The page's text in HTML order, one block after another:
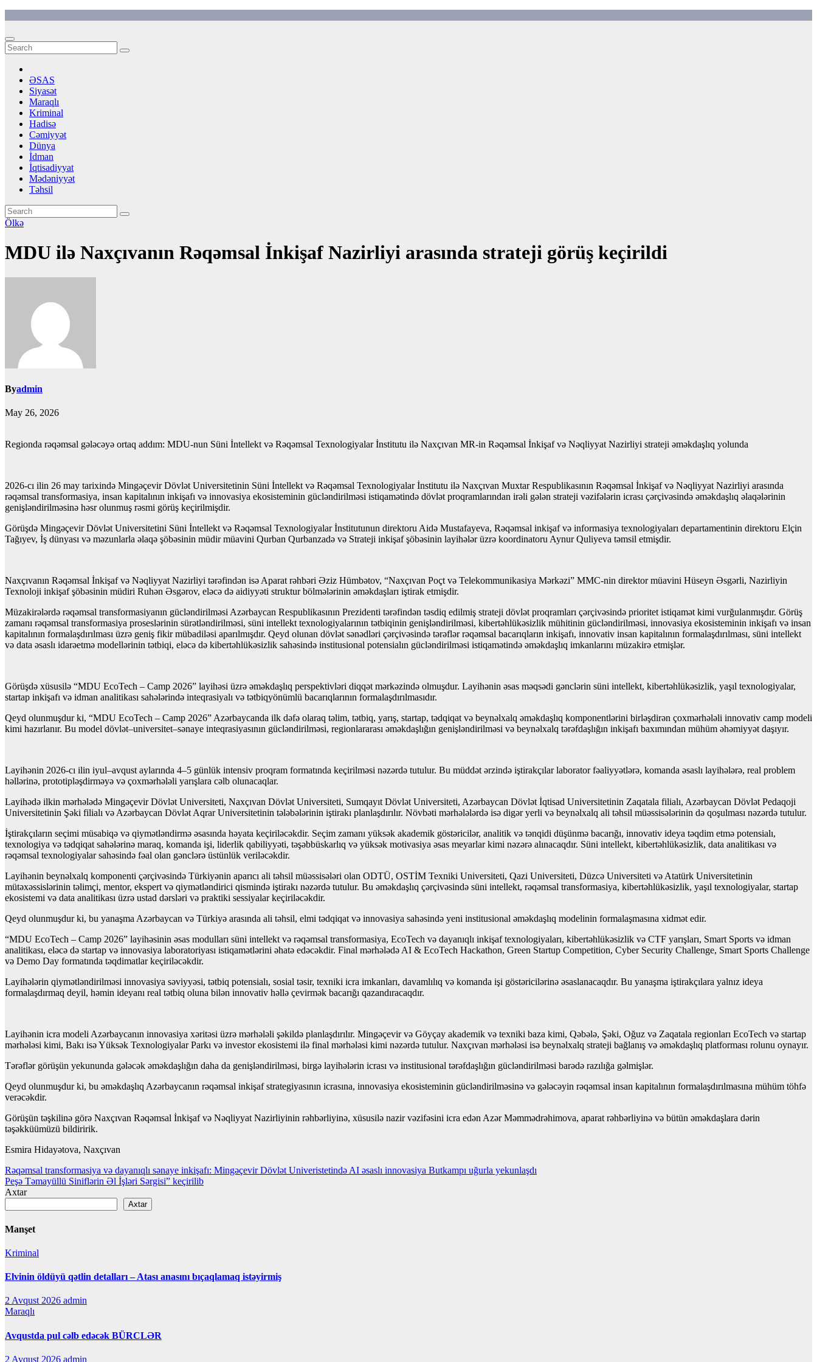
content
ƏSAS
Siyasət
Maraqlı
Kriminal
Hadisə
Cəmiyyət
Dünya
İdman
İqtisadiyyat
Mədəniyyət
Təhsil
Ölkə
MDU ilə Naxçıvanın Rəqəmsal İnkişaf Nazirliyi arasında strateji görüş keçirildi
Byadmin
May 26, 2026
Regionda rəqəmsal gələcəyə ortaq addım: MDU-nun Süni İntellekt və Rəqəmsal Texnologiyalar İnstitutu ilə Naxçıvan MR-in Rəqəmsal İnkişaf və Nəqliyyat Nazirliyi strateji əməkdaşlıq yolunda
2026-cı ilin 26 may tarixində Mingəçevir Dövlət Universitetinin Süni İntellekt və Rəqəmsal Texnologiyalar İnstitutu ilə Naxçıvan Muxtar Respublikasının Rəqəmsal İnkişaf və Nəqliyyat Nazirliyi arasında
rəqəmsal transformasiya, insan kapitalının inkişafı və innovasiya ekosisteminin gücləndirilməsi istiqamətində dövlət proqramlarından irəli gələn strateji vəzifələrin icrası çərçivəsində əməkdaşlıq əlaqələrinin
genişləndirilməsinə həsr olunmuş rəsmi görüş keçirilmişdir.
Görüşdə Mingəçevir Dövlət Universitetini Süni İntellekt və Rəqəmsal Texnologiyalar İnstitutunun direktoru Aidə Mustafayeva, Rəqəmsal inkişaf və informasiya texnologiyaları departamentinin direktoru Elçin
Tağıyev, İş dünyası və məzunlarla əlaqə şöbəsinin müdir müavini Qurban Qurbanzadə və Strateji inkişaf şöbəsinin layihələr üzrə koordinatoru Aynur Quliyeva təmsil etmişdir.
Naxçıvanın Rəqəmsal İnkişaf və Nəqliyyat Nazirliyi tərəfindən isə Aparat rəhbəri Əziz Hümbətov, “Naxçıvan Poçt və Telekommunikasiya Mərkəzi” MMC-nin direktor müavini Hüseyn Əsgərli, Nazirliyin
Texnoloji inkişaf şöbəsinin müdiri Ruhən Əsgərov, eləcə də aidiyyəti struktur bölmələrinin əməkdaşları iştirak etmişdir.
Müzakirələrdə rəqəmsal transformasiyanın gücləndirilməsi Azərbaycan Respublikasının Prezidenti tərəfindən təsdiq edilmiş strateji dövlət proqramları çərçivəsində prioritet istiqamət kimi vurğulanmışdır. Görüş
zamanı rəqəmsal transformasiya proseslərinin sürətləndirilməsi, süni intellekt texnologiyalarının tətbiqinin genişləndirilməsi, kibertəhlükəsizlik mühitinin gücləndirilməsi, innovasiya ekosisteminin inkişafı və insan
kapitalının formalaşdırılması üzrə geniş fikir mübadiləsi aparılmışdır. Qeyd olunan dövlət sənədləri çərçivəsində tərəflər rəqəmsal bacarıqların inkişafı, innovativ insan kapitalının formalaşdırılması, süni intellekt
və data əsaslı idarəetmə modellərinin tətbiqi, eləcə də kibertəhlükəsizlik sahəsində institusional potensialın gücləndirilməsi istiqamətində əməkdaşlıq imkanlarını müzakirə etmişlər.
Görüşdə xüsusilə “MDU EcoTech – Camp 2026” layihəsi üzrə əməkdaşlıq perspektivləri diqqət mərkəzində olmuşdur. Layihənin əsas məqsədi gənclərin süni intellekt, kibertəhlükəsizlik, yaşıl texnologiyalar,
startap inkişafı və idman analitikası sahələrində inteqrasiyalı və tətbiqyönümlü bacarıqlarının formalaşdırılmasıdır.
Qeyd olunmuşdur ki, “MDU EcoTech – Camp 2026” Azərbaycanda ilk dəfə olaraq təlim, tətbiq, yarış, startap, tədqiqat və beynəlxalq əməkdaşlıq komponentlərini birləşdirən çoxmərhələli innovativ camp modeli
kimi hazırlanır. Bu model dövlət–universitet–sənaye inteqrasiyasının gücləndirilməsi, regionlararası əməkdaşlığın genişləndirilməsi və beynəlxalq tərəfdaşlığın inkişafı baxımından mühüm əhəmiyyət daşıyır.
Layihənin 2026-cı ilin iyul–avqust aylarında 4–5 günlük intensiv proqram formatında keçirilməsi nəzərdə tutulur. Bu müddət ərzində iştirakçılar laborator fəaliyyətlərə, komanda əsaslı layihələrə, real problem
həllərinə, prototipləşdirməyə və çoxmərhələli yarışlara cəlb olunacaqlar.
Layihədə ilkin mərhələdə Mingəçevir Dövlət Universiteti, Naxçıvan Dövlət Universiteti, Sumqayıt Dövlət Universiteti, Azərbaycan Dövlət İqtisad Universitetinin Zaqatala filialı, Azərbaycan Dövlət Pedaqoji
Universitetinin Şəki filialı və Azərbaycan Dövlət Aqrar Universitetinin tələbələrinin iştirakı planlaşdırılır. Növbəti mərhələlərdə isə digər yerli və beynəlxalq ali təhsil müəssisələrinin də qoşulması nəzərdə tutulur.
İştirakçıların seçimi müsabiqə və qiymətləndirmə əsasında həyata keçiriləcəkdir. Seçim zamanı yüksək akademik göstəricilər, analitik və tənqidi düşünmə bacarığı, innovativ ideya təqdim etmə potensialı,
texnologiya və tədqiqat sahələrinə maraq, komanda işi, liderlik qabiliyyəti, təşəbbüskarlıq və yüksək motivasiya əsas meyarlar kimi nəzərə alınacaqdır. Süni intellekt, kibertəhlükəsizlik, data analitikası və
rəqəmsal texnologiyalar sahəsində fəal olan gənclərə üstünlük veriləcəkdir.
Layihənin beynəlxalq komponenti çərçivəsində Türkiyənin aparıcı ali təhsil müəssisələri olan ODTÜ, OSTİM Texniki Universiteti, Qazi Universiteti, Düzcə Universiteti və Atatürk Universitetinin
mütəxəssislərinin təlimçi, mentor, ekspert və qiymətləndirici qismində iştirakı nəzərdə tutulur. Bu əməkdaşlıq çərçivəsində süni intellekt, rəqəmsal transformasiya, kibertəhlükəsizlik, yaşıl texnologiyalar, startap
ekosistemi və data analitikası üzrə ustad dərsləri və praktiki sessiyalar keçiriləcəkdir.
Qeyd olunmuşdur ki, bu yanaşma Azərbaycan və Türkiyə arasında ali təhsil, elmi tədqiqat və innovasiya sahəsində yeni institusional əməkdaşlıq modelinin formalaşmasına xidmət edir.
“MDU EcoTech – Camp 2026” layihəsinin əsas modulları süni intellekt və rəqəmsal transformasiya, EcoTech və dayanıqlı inkişaf texnologiyaları, kibertəhlükəsizlik və CTF yarışları, Smart Sports və idman
analitikası, eləcə də startap və innovasiya laboratoriyası istiqamətlərini əhatə edəcəkdir. Final mərhələdə AI & EcoTech Hackathon, Green Startup Competition, Cyber Security Challenge, Smart Sports Challenge
və Demo Day formatında təqdimatlar keçiriləcəkdir.
Layihələrin qiymətləndirilməsi innovasiya səviyyəsi, tətbiq potensialı, sosial təsir, texniki icra imkanları, davamlılıq və komanda işi göstəricilərinə əsaslanacaqdır. Bu yanaşma iştirakçılara yalnız ideya
formalaşdırmaq deyil, həmin ideyanı real tətbiq oluna bilən innovativ həllə çevirmək bacarığı qazandıracaqdır.
Layihənin icra modeli Azərbaycanın innovasiya xəritəsi üzrə mərhələli şəkildə planlaşdırılır. Mingəçevir və Göyçay akademik və texniki baza kimi, Qəbələ, Şəki, Oğuz və Zaqatala regionları EcoTech və startap
mərhələsi kimi, Bakı isə Yüksək Texnologiyalar Parkı və investor ekosistemi ilə final mərhələsi kimi nəzərdə tutulur. Naxçıvan mərhələsi isə beynəlxalq strateji bağlanış və əməkdaşlıq platforması rolunu oynayır.
Tərəflər görüşün yekununda gələcək əməkdaşlığın daha da genişləndirilməsi, birgə layihələrin icrası və institusional tərəfdaşlığın gücləndirilməsi barədə razılığa gəlmişlər.
Qeyd olunmuşdur ki, bu əməkdaşlıq Azərbaycanın rəqəmsal inkişaf strategiyasının icrasına, innovasiya ekosisteminin gücləndirilməsinə və gələcəyin rəqəmsal insan kapitalının formalaşdırılmasına mühüm töhfə
verəcəkdir.
Görüşün təşkilinə görə Naxçıvan Rəqəmsal İnkişaf və Nəqliyyat Nazirliyinin rəhbərliyinə, xüsusilə nazir vəzifəsini icra edən Azər Məmmədrəhimova, aparat rəhbərliyinə və bütün əməkdaşlara dərin
təşəkküümüzü bildiririk.
Esmira Hidayətova, Naxçıvan
Yazı
naviqasiyası
Rəqəmsal transformasiya və dayanıqlı sənaye inkişafı: Mingəçevir Dövlət Univeristetində AI əsaslı innovasiya Butkampı uğurla yekunlaşdı
Peşə Təmayüllü Siniflərin Əl İşləri Sərgisi” keçirilib
Axtar
Axtar
Manşet
Kriminal
Elvinin öldüyü qətlin detalları – Atası anasını bıçaqlamaq istəyirmiş
2 Avqust 2026 admin
Maraqlı
Avqustda pul cəlb edəcək BÜRCLƏR
2 Avqust 2026 admin